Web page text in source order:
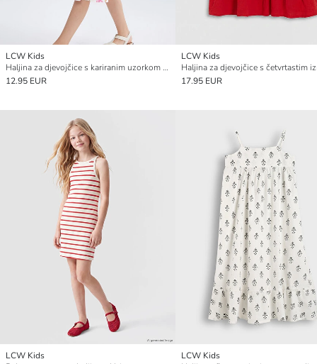
LCW Kids
Haljina za djevojčice s kariranim uzorkom i četvrtastim ovratnikom
12.95 EUR
LCW Kids
17.95 EUR
LCW Kids
LCW Kids